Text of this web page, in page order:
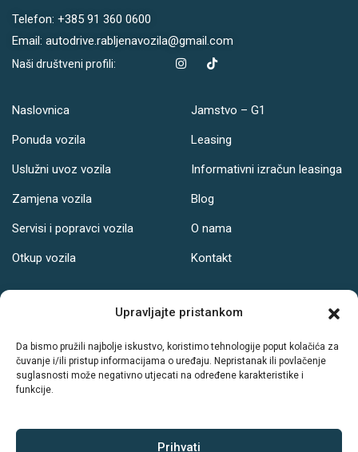
Upravljajte pristankom
Da bismo pružili najbolje iskustvo, koristimo tehnologije poput kolačića za
čuvanje i/ili pristup informacijama o uređaju. Nepristanak ili povlačenje
suglasnosti može negativno utjecati na određene karakteristike i
funkcije.
Prihvati
Telefon: +385 91 360 0600
Email: autodrive.rabljenavozila@gmail.com
Naši društveni profili:
Naslovnica
Ponuda vozila
Uslužni uvoz vozila
Zamjena vozila
Servisi i popravci vozila
Otkup vozila
Jamstvo – G1
Leasing
Informativni izračun leasinga
Blog
O nama
Kontakt
Radno vrijeme:
PON-PET: 08-19h
NED: Ne radimo